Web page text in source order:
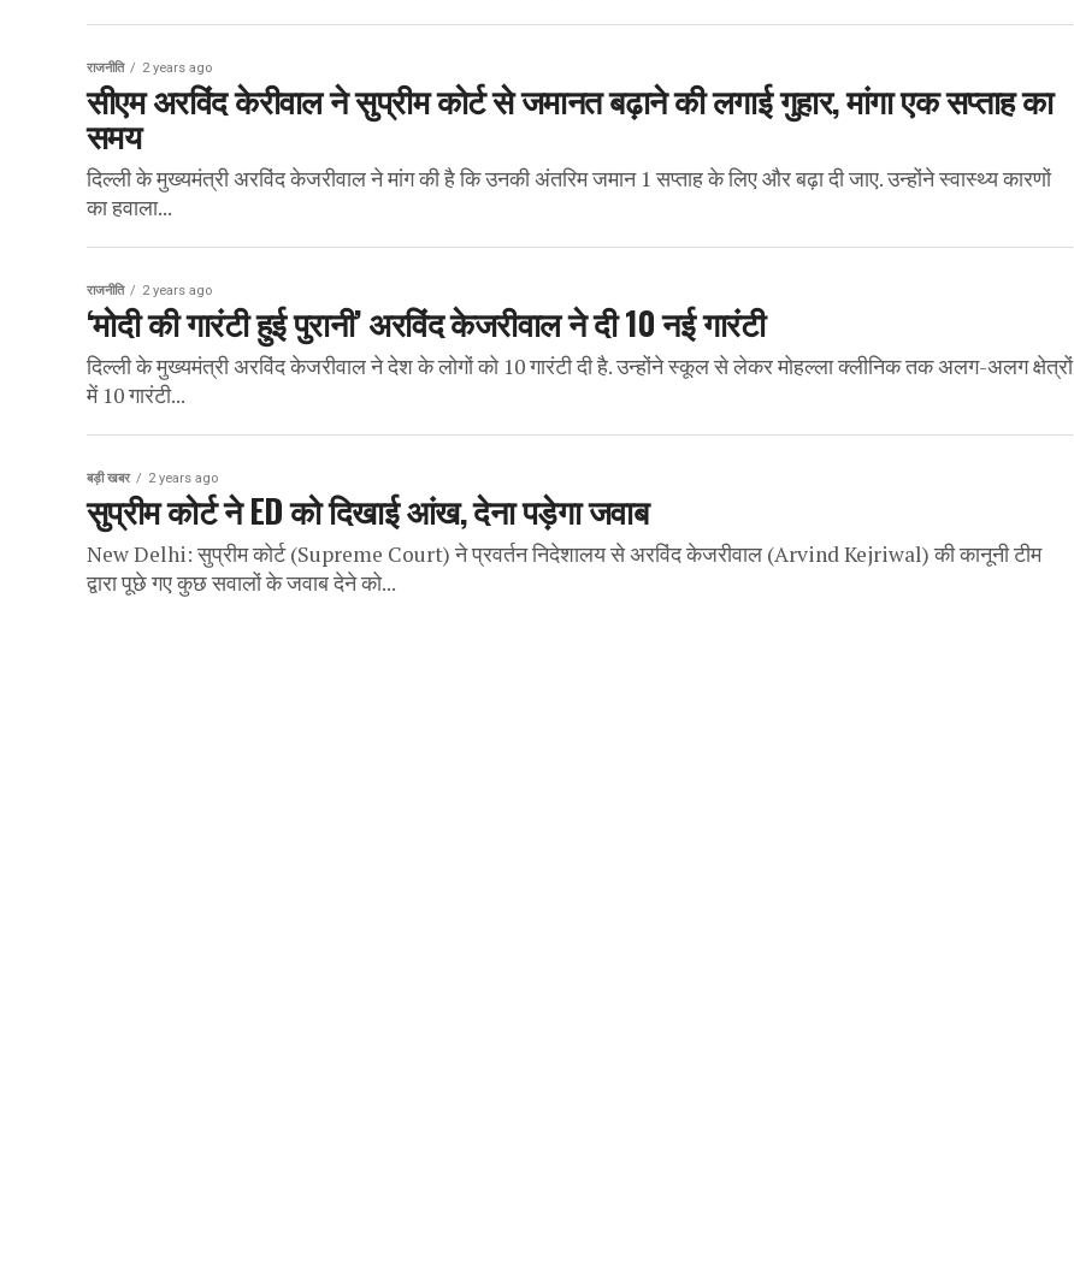
राजनीति 2 years ago
सीएम अरविंद केरीवाल ने सुप्रीम कोर्ट से जमानत बढ़ाने की लगाई गुहार, मांगा एक सप्ताह का
समय
दिल्ली के मुख्यमंत्री अरविंद केजरीवाल ने मांग की है कि उनकी अंतरिम जमान 1 सप्ताह के लिए और बढ़ा दी जाए. उन्होंने स्वास्थ्य कारणों
का हवाला...
राजनीति 2 years ago
‘मोदी की गारंटी हुई पुरानी’ अरविंद केजरीवाल ने दी 10 नई गारंटी
दिल्ली के मुख्यमंत्री अरविंद केजरीवाल ने देश के लोगों को 10 गारंटी दी है. उन्होंने स्कूल से लेकर मोहल्ला क्लीनिक तक अलग-अलग क्षेत्रों
में 10 गारंटी...
बड़ी खबर 2 years ago
सुप्रीम कोर्ट ने ED को दिखाई आंख, देना पड़ेगा जवाब
New Delhi: सुप्रीम कोर्ट (Supreme Court) ने प्रवर्तन निदेशालय से अरविंद केजरीवाल (Arvind Kejriwal) की कानूनी टीम
द्वारा पूछे गए कुछ सवालों के जवाब देने को...